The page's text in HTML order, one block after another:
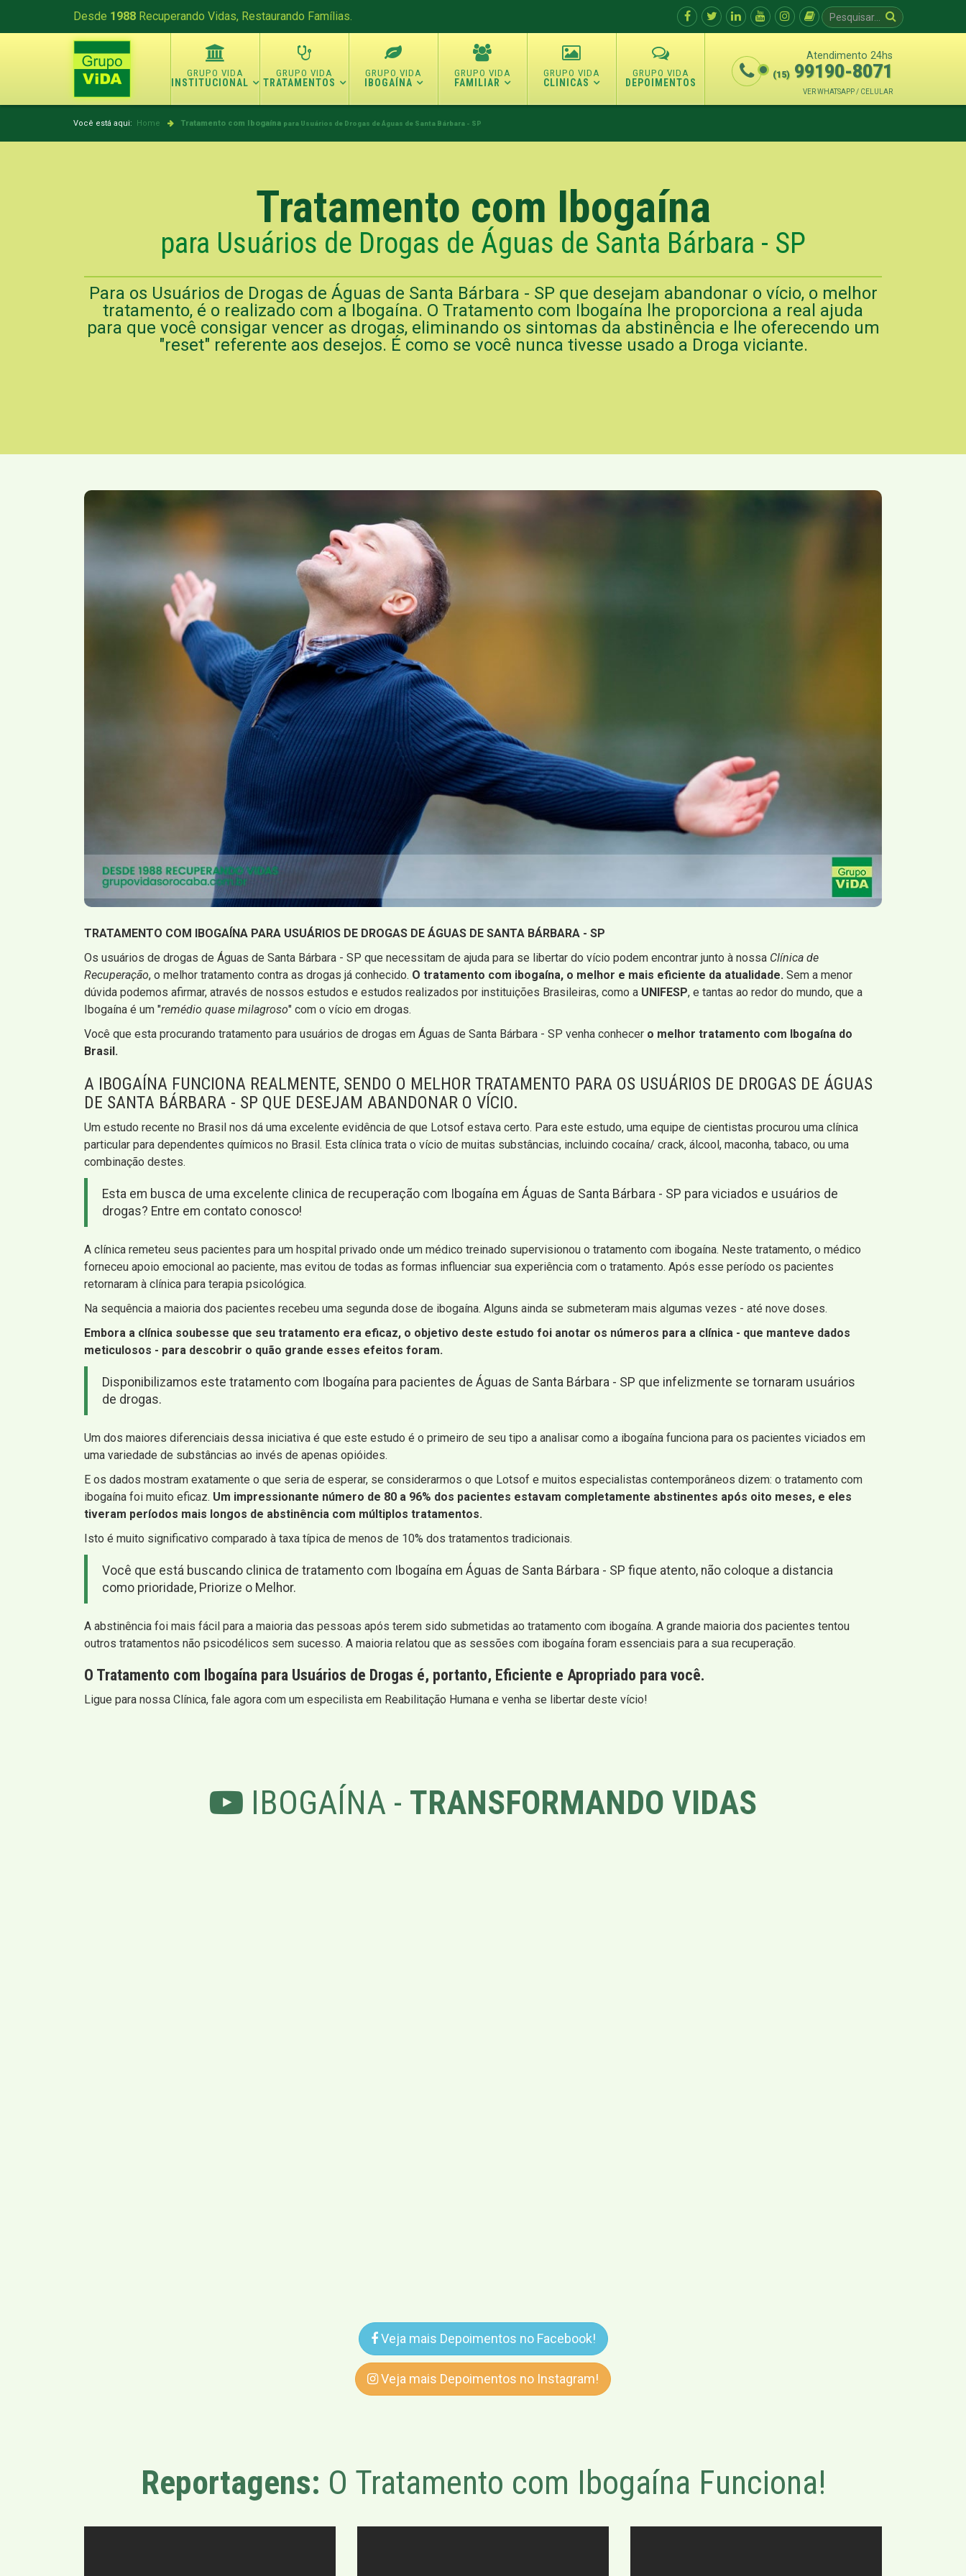
Desde 1988 Recuperando Vidas, Restaurando Famílias.
INSTITUCIONAL TRATAMENTOS IBOGAÍNA FAMILIAR CLINICAS DEPOIMENTOS
Atendimento 24hs
(15) 99190-8071
VER WHATSAPP / CELULAR
Você está aqui: Home Tratamento com Ibogaína para Usuários de Drogas de Águas de Santa Bárbara - SP
Tratamento com Ibogaína
para Usuários de Drogas de Águas de Santa Bárbara - SP
Para os Usuários de Drogas de Águas de Santa Bárbara - SP que desejam abandonar o vício, o melhor
tratamento, é o realizado com a Ibogaína. O Tratamento com Ibogaína lhe proporciona a real ajuda
para que você consigar vencer as drogas, eliminando os sintomas da abstinência e lhe oferecendo um
"reset" referente aos desejos. É como se você nunca tivesse usado a Droga viciante.
TRATAMENTO COM IBOGAÍNA PARA USUÁRIOS DE DROGAS DE ÁGUAS DE SANTA BÁRBARA - SP
Os usuários de drogas de Águas de Santa Bárbara - SP que necessitam de ajuda para se libertar do vício podem encontrar junto à nossa Clínica de
Recuperação, o melhor tratamento contra as drogas já conhecido. O tratamento com ibogaína, o melhor e mais eficiente da atualidade. Sem a menor
dúvida podemos afirmar, através de nossos estudos e estudos realizados por instituições Brasileiras, como a UNIFESP, e tantas ao redor do mundo, que a
Ibogaína é um "remédio quase milagroso" com o vício em drogas.
Você que esta procurando tratamento para usuários de drogas em Águas de Santa Bárbara - SP venha conhecer o melhor tratamento com Ibogaína do
Brasil.
A IBOGAÍNA FUNCIONA REALMENTE, SENDO O MELHOR TRATAMENTO PARA OS USUÁRIOS DE DROGAS DE ÁGUAS
DE SANTA BÁRBARA - SP QUE DESEJAM ABANDONAR O VÍCIO.
Um estudo recente no Brasil nos dá uma excelente evidência de que Lotsof estava certo. Para este estudo, uma equipe de cientistas procurou uma clínica
particular para dependentes químicos no Brasil. Esta clínica trata o vício de muitas substâncias, incluindo cocaína/ crack, álcool, maconha, tabaco, ou uma
combinação destes.
Esta em busca de uma excelente clinica de recuperação com Ibogaína em Águas de Santa Bárbara - SP para viciados e usuários de
drogas? Entre em contato conosco!
A clínica remeteu seus pacientes para um hospital privado onde um médico treinado supervisionou o tratamento com ibogaína. Neste tratamento, o médico
forneceu apoio emocional ao paciente, mas evitou de todas as formas influenciar sua experiência com o tratamento. Após esse período os pacientes
retornaram à clínica para terapia psicológica.
Na sequência a maioria dos pacientes recebeu uma segunda dose de ibogaína. Alguns ainda se submeteram mais algumas vezes - até nove doses.
Embora a clínica soubesse que seu tratamento era eficaz, o objetivo deste estudo foi anotar os números para a clínica - que manteve dados
meticulosos - para descobrir o quão grande esses efeitos foram.
Disponibilizamos este tratamento com Ibogaína para pacientes de Águas de Santa Bárbara - SP que infelizmente se tornaram usuários
de drogas.
Um dos maiores diferenciais dessa iniciativa é que este estudo é o primeiro de seu tipo a analisar como a ibogaína funciona para os pacientes viciados em
uma variedade de substâncias ao invés de apenas opióides.
E os dados mostram exatamente o que seria de esperar, se considerarmos o que Lotsof e muitos especialistas contemporâneos dizem: o tratamento com
ibogaína foi muito eficaz. Um impressionante número de 80 a 96% dos pacientes estavam completamente abstinentes após oito meses, e eles
tiveram períodos mais longos de abstinência com múltiplos tratamentos.
Isto é muito significativo comparado à taxa típica de menos de 10% dos tratamentos tradicionais.
Você que está buscando clinica de tratamento com Ibogaína em Águas de Santa Bárbara - SP fique atento, não coloque a distancia
como prioridade, Priorize o Melhor.
A abstinência foi mais fácil para a maioria das pessoas após terem sido submetidas ao tratamento com ibogaína. A grande maioria dos pacientes tentou
outros tratamentos não psicodélicos sem sucesso. A maioria relatou que as sessões com ibogaína foram essenciais para a sua recuperação.
O Tratamento com Ibogaína para Usuários de Drogas é, portanto, Eficiente e Apropriado para você.
Ligue para nossa Clínica, fale agora com um especilista em Reabilitação Humana e venha se libertar deste vício!
IBOGAÍNA - TRANSFORMANDO VIDAS
Veja mais Depoimentos no Facebook!
Veja mais Depoimentos no Instagram!
Reportagens: O Tratamento com Ibogaína Funciona!